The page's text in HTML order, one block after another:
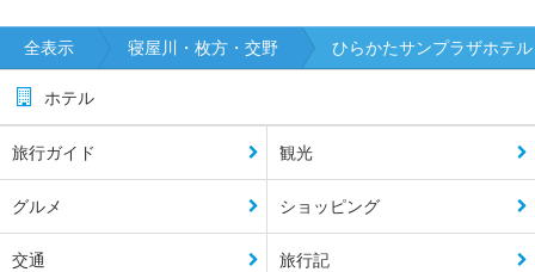
全表示 寝屋川・枚方・交野 ひらかたサンプラザホテル
ホテル
旅行ガイド 観光
グルメ ショッピング
交通 旅行記